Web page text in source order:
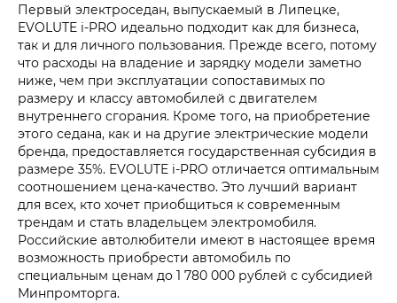
Первый электроседан, выпускаемый в Липецке,
EVOLUTE i‑PRO идеально подходит как для бизнеса,
так и для личного пользования. Прежде всего, потому
что расходы на владение и зарядку модели заметно
ниже, чем при эксплуатации сопоставимых по
размеру и классу автомобилей с двигателем
внутреннего сгорания. Кроме того, на приобретение
этого седана, как и на другие электрические модели
бренда, предоставляется государственная субсидия в
размере 35%. EVOLUTE i‑PRO отличается оптимальным
соотношением цена-качество. Это лучший вариант
для всех, кто хочет приобщиться к современным
трендам и стать владельцем электромобиля.
Российские автолюбители имеют в настоящее время
возможность приобрести автомобиль по
специальным ценам до 1 780 000 рублей с субсидией
Минпромторга.